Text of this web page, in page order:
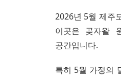
2026년 5월 제주
이곳은 곶자왈
공간입니다.
특히 5월 가정의